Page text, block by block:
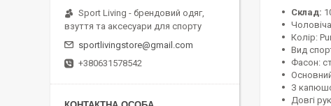
Склад:
Колір:
Вид
Фасон:
З
Довгі
Sport Living - брендовий одяг,
взуття та аксесуари для спорту
sportlivingstore@gmail.com
+380631578542